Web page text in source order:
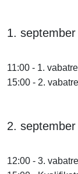
1. september
11:00 - 1.
15:00 - 2.
2. september
12:00 - 3.